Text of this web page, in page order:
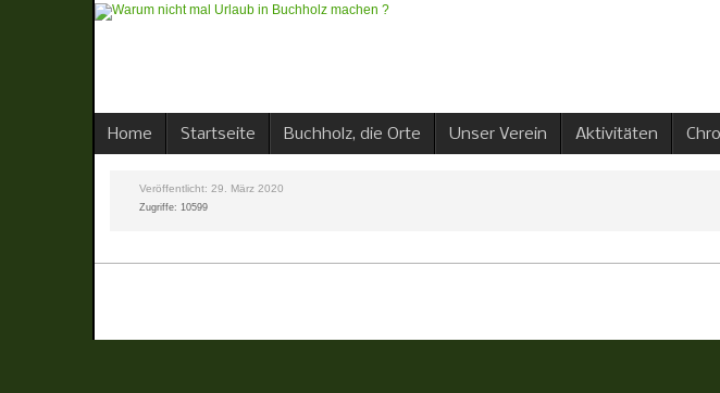
Home Startseite Buchholz, die Orte Unser Verein Aktivitäten
Veröffentlicht: 29. März 2020
Zugriffe: 10599